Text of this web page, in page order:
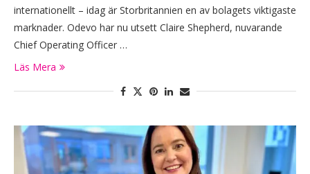
internationellt – idag är Storbritannien en av bolagets viktigaste
marknader. Odevo har nu utsett Claire Shepherd, nuvarande
Chief Operating Officer …
Läs Mera